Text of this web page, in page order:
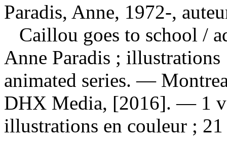
Paradis, Anne, 1972-,
Caillou goes to school /
Anne Paradis ;
animated series. —
DHX Media, [2016]. — 1
illustrations en couleur ;